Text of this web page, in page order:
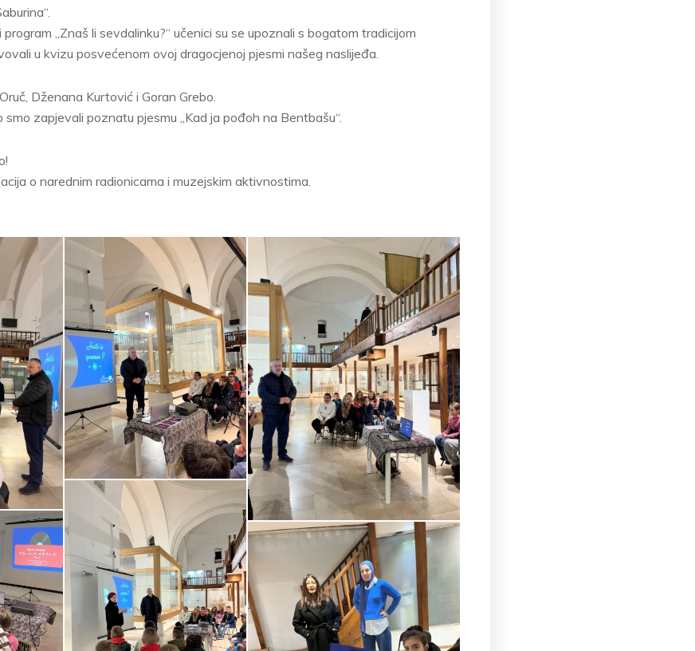
„Znaš li sevdalinku?“ učenici su se upoznali s bogatom tradicijom
u kvizu posvećenom ovoj dragocjenoj pjesmi našeg naslijeđa.
Dženana Kurtović i Goran Grebo.
smo zapjevali poznatu pjesmu „Kad ja pođoh na Bentbašu“.
o narednim radionicama i muzejskim aktivnostima.